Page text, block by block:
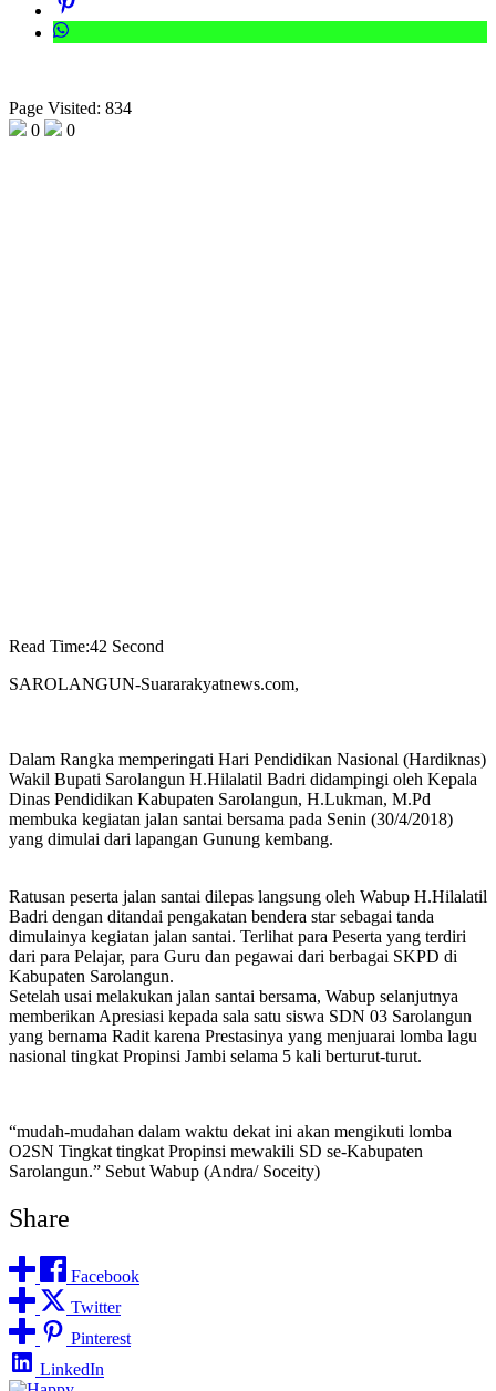
Page Visited: 834
0
0
Read Time:42 Second
SAROLANGUN-Suararakyatnews.com,
Dalam Rangka memperingati Hari Pendidikan Nasional (Hardiknas)
Wakil Bupati Sarolangun H.Hilalatil Badri didampingi oleh Kepala
Dinas Pendidikan Kabupaten Sarolangun, H.Lukman, M.Pd
membuka kegiatan jalan santai bersama pada Senin (30/4/2018)
yang dimulai dari lapangan Gunung kembang.
Ratusan peserta jalan santai dilepas langsung oleh Wabup H.Hilalatil
Badri dengan ditandai pengakatan bendera star sebagai tanda
dimulainya kegiatan jalan santai. Terlihat para Peserta yang terdiri
dari para Pelajar, para Guru dan pegawai dari berbagai SKPD di
Kabupaten Sarolangun.
Setelah usai melakukan jalan santai bersama, Wabup selanjutnya
memberikan Apresiasi kepada sala satu siswa SDN 03 Sarolangun
yang bernama Radit karena Prestasinya yang menjuarai lomba lagu
nasional tingkat Propinsi Jambi selama 5 kali berturut-turut.
“mudah-mudahan dalam waktu dekat ini akan mengikuti lomba
O2SN Tingkat tingkat Propinsi mewakili SD se-Kabupaten
Sarolangun.” Sebut Wabup (Andra/ Soceity)
Share
Facebook
Twitter
Pinterest
LinkedIn